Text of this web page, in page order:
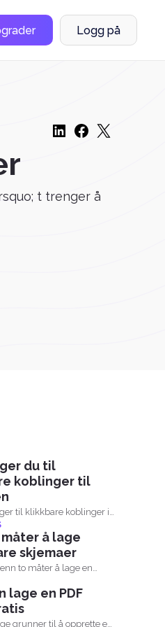
Logg på
t trenger å
du til
koblinger til
til klikkbare koblinger i
kan leserne...
måter å lage
skjemaer
to måter å lage en
lage en PDF
grunner til å opprette en